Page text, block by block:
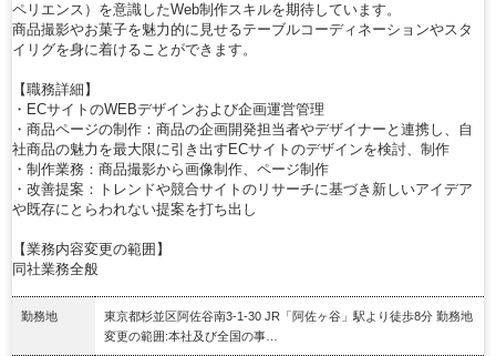
ペリエンス）を意識したWeb制作スキルを期待しています。
商品撮影やお菓子を魅力的に見せるテーブルコーディネーションやスタ
イリグを身に着けることができます。
【職務詳細】
・ECサイトのWEBデザインおよび企画運営管理
・商品ページの制作：商品の企画開発担当者やデザイナーと連携し、自
社商品の魅力を最大限に引き出すECサイトのデザインを検討、制作
・制作業務：商品撮影から画像制作、ページ制作
・改善提案：トレンドや競合サイトのリサーチに基づき新しいアイデア
や既存にとらわれない提案を打ち出し
【業務内容変更の範囲】
同社業務全般
勤務地
東京都杉並区阿佐谷南3-1-30 JR「阿佐ヶ谷」駅より徒歩8分 勤務地
変更の範囲:本社及び全国の事…